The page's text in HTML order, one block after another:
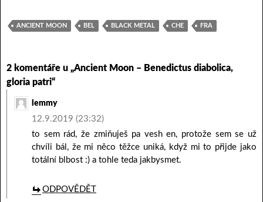
ANCIENT MOON BEL BLACK METAL CHE FRA
2 komentáře u „Ancient Moon – Benedictus diabolica,
gloria patri“
lemmy
12.9.2019 (23:32)
to sem rád, že zmiňuješ pa vesh en, protože sem se už
chvíli bál, že mi něco těžce uniká, když mi to přijde jako
totální blbost :) a tohle teda jakbysmet.
ODPOVĚDĚT